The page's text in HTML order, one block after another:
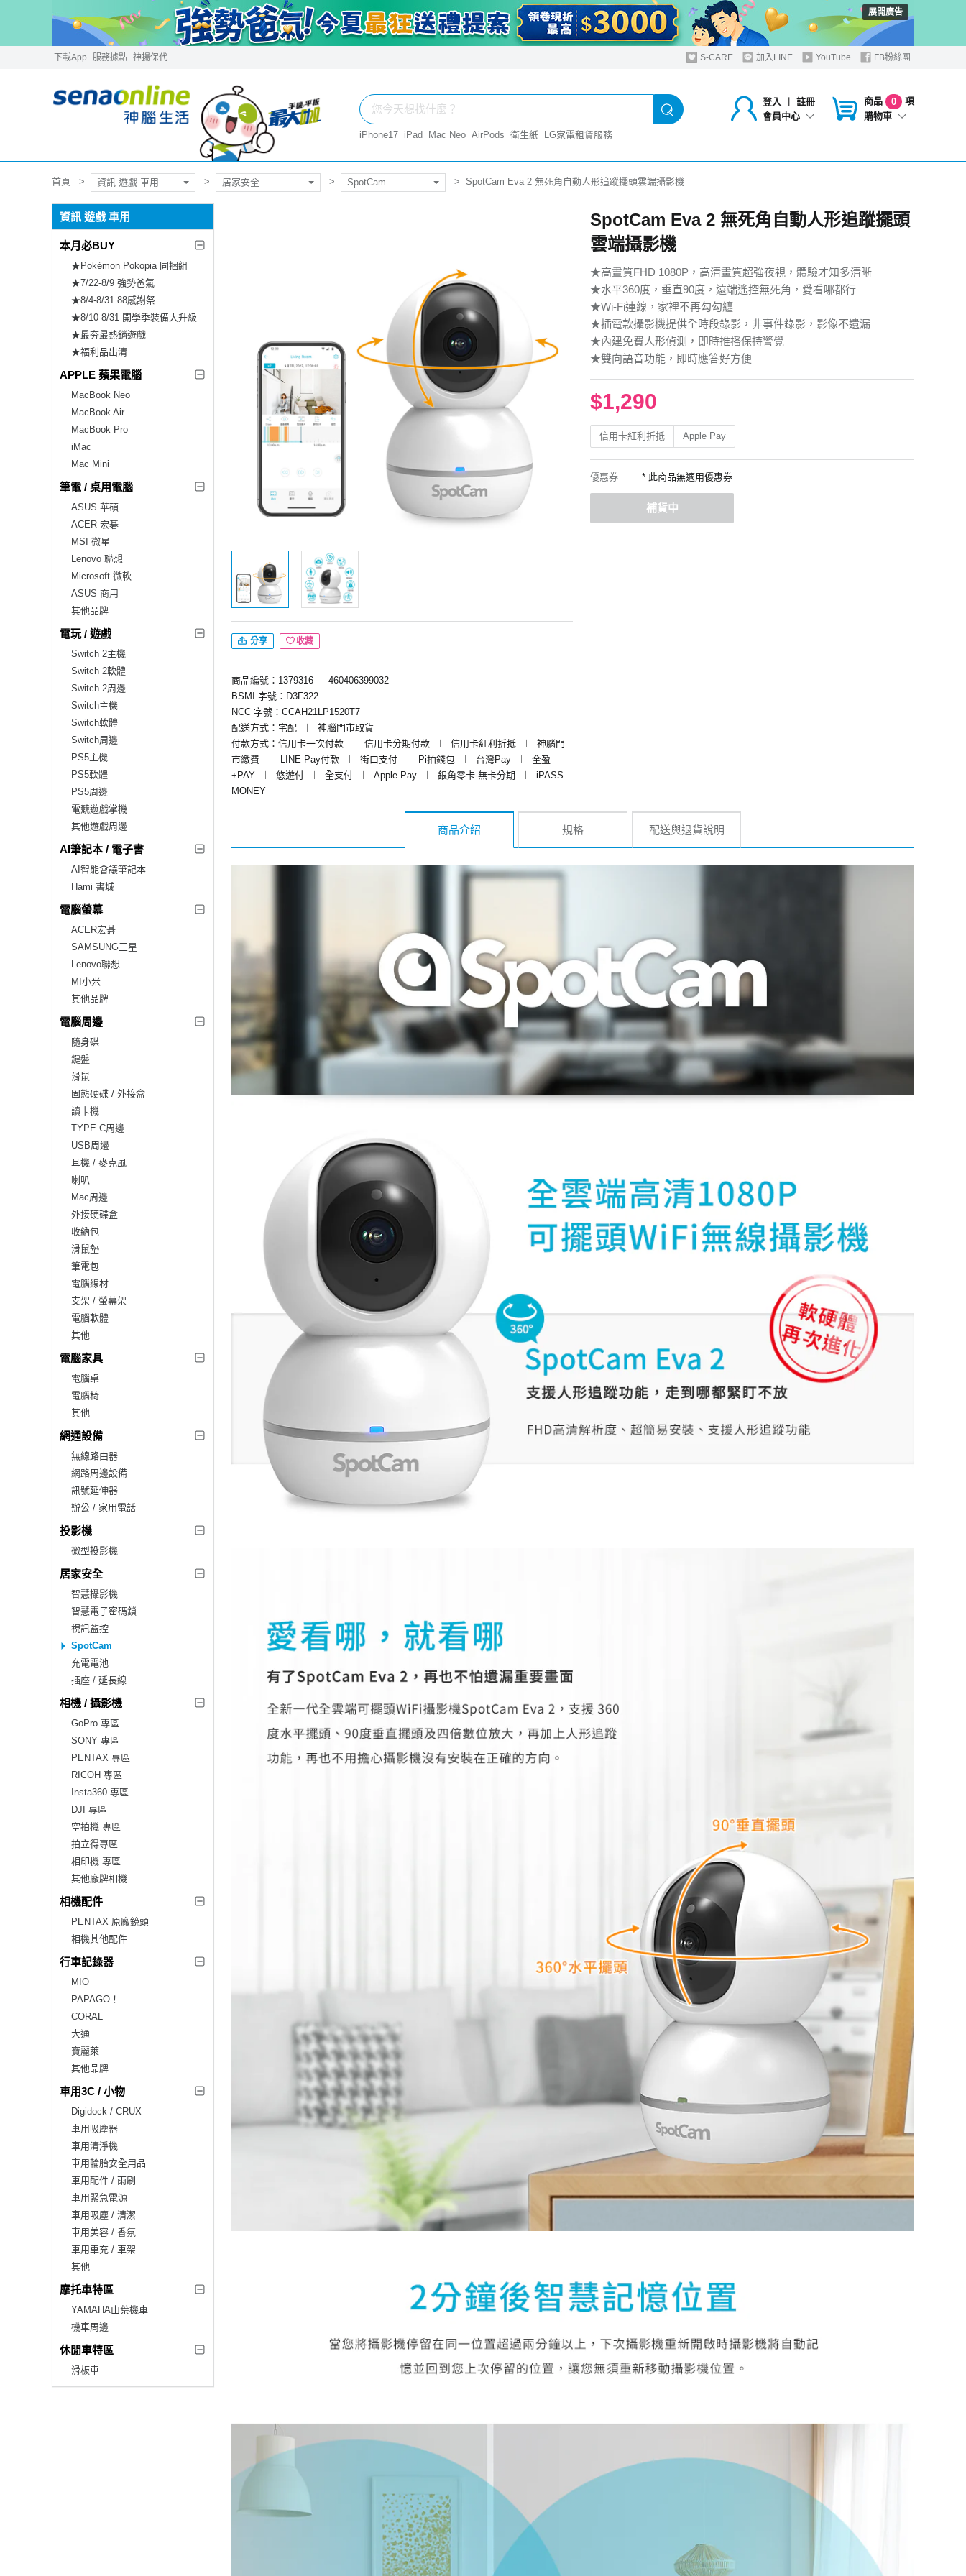
展開廣告
下載App 服務據點 神揚保代 S-CARE 加入LINE YouTube FB粉絲團
登入 ︱
註冊
會員中心
商品 0
項
購物車
iPhone17 iPad Mac Neo AirPods 衛生紙 LG家電租賃服務
首頁 資訊 遊戲 車用 居家安全 SpotCam SpotCam Eva 2 無死角自動人形追蹤擺頭雲端攝影機
資訊 遊戲 車用
本月必BUY
★Pokémon Pokopia 同捆組
★7/22-8/9 強勢爸氣
★8/4-8/31 88感謝祭
★8/10-8/31 開學季裝備大升級
★最夯最熱銷遊戲
★福利品出清
APPLE 蘋果電腦
MacBook Neo
MacBook Air
MacBook Pro
iMac
Mac Mini
筆電 / 桌用電腦
ASUS 華碩
ACER 宏碁
MSI 微星
Lenovo 聯想
Microsoft 微軟
ASUS 商用
其他品牌
電玩 / 遊戲
Switch 2主機
Switch 2軟體
Switch 2周邊
Switch主機
Switch軟體
Switch周邊
PS5主機
PS5軟體
PS5周邊
電競遊戲掌機
其他遊戲周邊
AI筆記本 / 電子書
AI智能會議筆記本
Hami 書城
電腦螢幕
ACER宏碁
SAMSUNG三星
Lenovo聯想
MI小米
其他品牌
電腦周邊
隨身碟
鍵盤
滑鼠
固態硬碟 / 外接盒
讀卡機
TYPE C周邊
USB周邊
耳機 / 麥克風
喇叭
Mac周邊
外接硬碟盒
收納包
滑鼠墊
筆電包
電腦線材
支架 / 螢幕架
電腦軟體
其他
電腦家具
電腦桌
電腦椅
其他
網通設備
無線路由器
網路周邊設備
訊號延伸器
辦公 / 家用電話
投影機
微型投影機
居家安全
智慧攝影機
智慧電子密碼鎖
視訊監控
SpotCam
充電電池
插座 / 延長線
相機 / 攝影機
GoPro 專區
SONY 專區
PENTAX 專區
RICOH 專區
Insta360 專區
DJI 專區
空拍機 專區
拍立得專區
相印機 專區
其他廠牌相機
相機配件
PENTAX 原廠鏡頭
相機其他配件
行車記錄器
MIO
PAPAGO！
CORAL
大通
寶麗萊
其他品牌
車用3C / 小物
Digidock / CRUX
車用吸塵器
車用清淨機
車用輪胎安全用品
車用配件 / 雨刷
車用緊急電源
車用吸塵 / 清潔
車用美容 / 香氛
車用車充 / 車架
其他
摩托車特區
YAMAHA山葉機車
機車周邊
休閒車特區
滑板車
分享 收藏
商品編號：1379316 ︱
460406399032
BSMI 字號：D3F322
NCC 字號：CCAH21LP1520T7
配送方式：宅配
︱
神腦門市取貨
付款方式：信用卡一次付款
︱ 信用卡分期付款 ︱ 信用卡紅利折抵 ︱
神腦門
市繳費
︱ LINE Pay付款 ︱ 街口支付 ︱ Pi拍錢包 ︱ 台灣Pay ︱
全盈
+PAY
︱ 悠遊付 ︱ 全支付 ︱ Apple Pay ︱ 銀角零卡-無卡分期 ︱
iPASS
MONEY
SpotCam Eva 2 無死角自動人形追蹤擺頭
雲端攝影機
★高畫質FHD 1080P，高清畫質超強夜視，體驗才知多清晰
★水平360度，垂直90度，遠端遙控無死角，愛看哪都行
★Wi-Fi連線，家裡不再勾勾纏
★插電款攝影機提供全時段錄影，非事件錄影，影像不遺漏
★內建免費人形偵測，即時推播保持警覺
★雙向語音功能，即時應答好方便
$1,290
信用卡紅利折抵 Apple Pay
優惠券 * 此商品無適用優惠券
補貨中
商品介紹 規格 配送與退貨說明